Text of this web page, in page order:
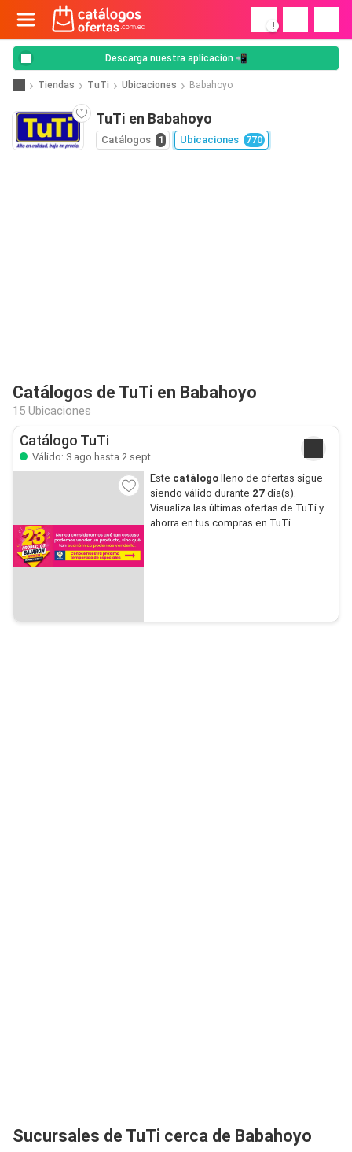
!
Descarga nuestra aplicación 📲
Tiendas TuTi Ubicaciones Babahoyo
TuTi en Babahoyo
Catálogos 1 Ubicaciones 770
Catálogos de TuTi en Babahoyo
15 Ubicaciones
Catálogo TuTi
Válido: 3 ago hasta 2 sept
Este catálogo lleno de ofertas sigue
siendo válido durante 27día(s).
Visualiza las últimas ofertas de TuTi y
ahorra en tus compras en TuTi.
Sucursales de TuTi cerca de Babahoyo